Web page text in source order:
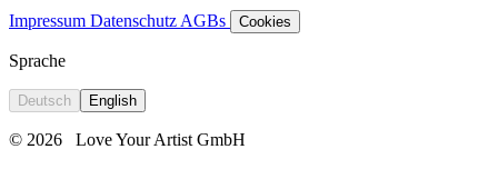
Impressum Datenschutz AGBs Cookies
Sprache
Deutsch English
© 2026 Love Your Artist GmbH